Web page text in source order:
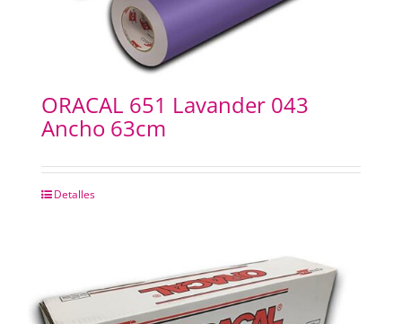
ORACAL 651 Lavander 043
Ancho 63cm
Detalles